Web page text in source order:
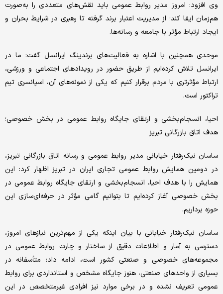
وی افزود: امروز مدیر روابط عمومی باید نقش‌های متعددی را به‌صورت
هم‌زمان ایفا کند؛ از مدیریت اعتبار برند گرفته تا رهبری در شرایط بحران و
ایجاد ارتباط مؤثر با جامعه و رسانه‌ها.
موحدی همچنین با اشاره به فعالیت‌های برندینگ ایرانسل گفت: ما در
ایرانسل تلاش کرده‌ایم از طریق حضور در رویدادهای اجتماعی و ورزشی،
ارتباط مؤثرتری با مردم برقرار کنیم که یکی از نمونه‌های آن، اسپانسری تیم
تراکتور است.
احیا، انسجام‌بخشی و ارتقای جایگاه روابط عمومی در بخش خصوصی؛
هدف اتاق بازرگانی تبریز
ساسان نیک‌رفتار خیابانی مدیر روابط عمومی و رسانه اتاق بازرگانی تبریز،
در دومین همایش روابط عمومی تجاری ایران در تبریز اظهار کرد: این
همایش را با هدف احیا، انسجام‌بخشی و ارتقای جایگاه روابط عمومی در
بخش خصوصی آغاز کرده‌ایم تا بتوانیم گامی مؤثر در حرفه‌ای‌سازی این
حوزه برداریم.
ساسان نیک‌رفتار خیابانی با بیان اینکه یکی از مهم‌ترین نیازهای امروز،
دسترسی به آمار و اطلاعات دقیق از ساختار و چارت روابط عمومی در
مجموعه‌های خصوصی و صنعتی کشور است، ادامه داد: متأسفانه در
بسیاری از واحدهای صنعتی، هنوز جایگاه مشخص و استانداردی برای روابط
عمومی تعریف نشده و در برخی موارد نیز افرادی غیرمتخصص در این